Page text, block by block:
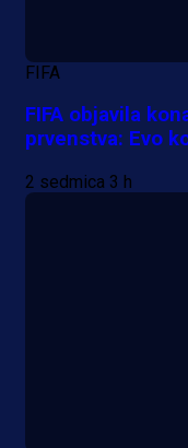
FIFA
FIFA objavila
prvenstva: Evo
2 sedmica 3 h